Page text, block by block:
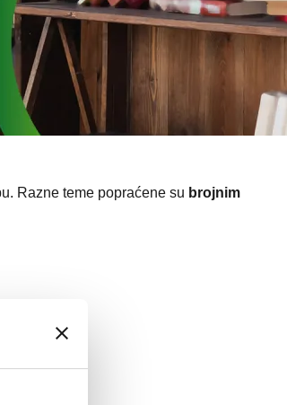
Razne teme popraćene su brojnim